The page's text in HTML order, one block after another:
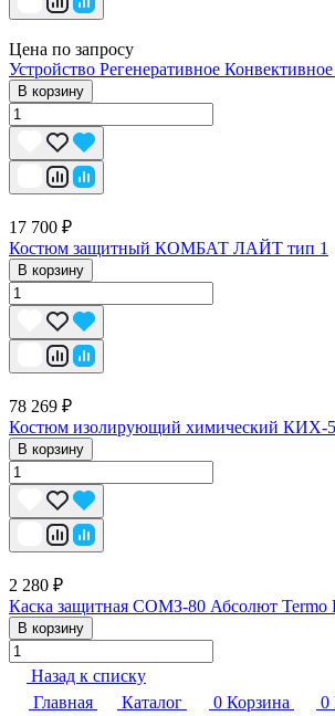
Цена по запросу
Устройство Регенеративное
В корзину
17 700 ₽
Костюм защитный КОМБАТ ЛАЙТ тип 1
В корзину
78 269 ₽
Костюм изолирующий химический КИХ-5
В корзину
2 280 ₽
Каска защитная СОМЗ-80 Абсолют Termo
В корзину
Назад к списку
Главная
Каталог 0 Корзина 0